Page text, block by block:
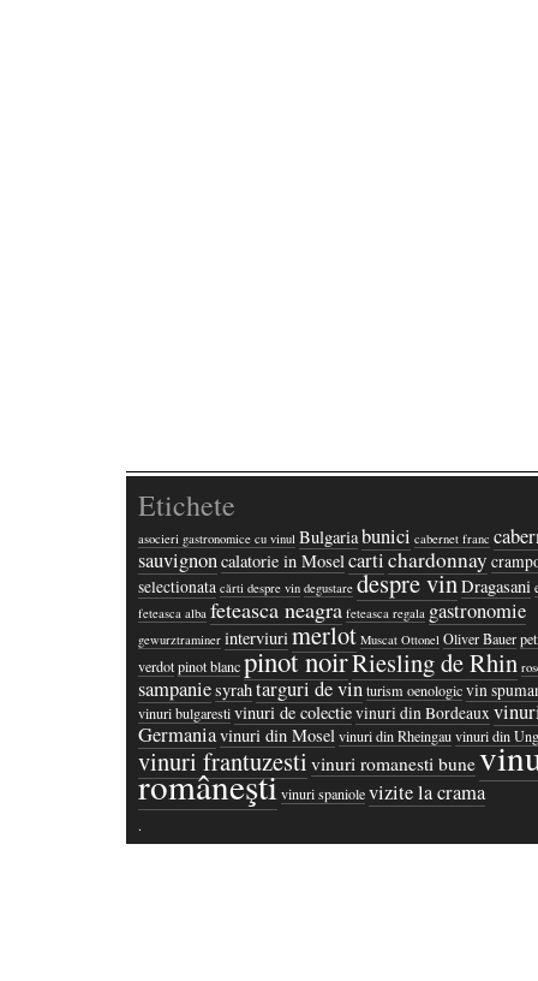
Etichete
asocieri gastronomice cu vinul Bulgariabunici cabernet franc
sauvignoncalatorie in Mosel cartichardonnay
selectionata cărti despre vin degustare despre vinDragasani
feteasca alba feteasca neagra feteasca regala gastronomie
gewurztraminer interviuri merlot Muscat Ottonel Oliver Bauer
verdotpinot blancpinot noirRiesling de Rhin
sampaniesyrahtarguri de vinturism oenologicvin
vinuri bulgarestivinuri de colectievinuri din Bordeaux
Germaniavinuri din Mosel vinuri din Rheingauvinuri din
vinuri frantuzesti vinuri romanesti bune
româneştivinuri spaniolevizite la crama
·